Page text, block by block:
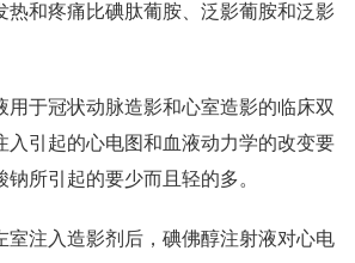
热和疼痛比碘肽葡胺、泛影葡胺和泛影
用于冠状动脉造影和心室造影的临床双
入引起的心电图和血液动力学的改变要
所引起的要少而且轻的多。
室注入造影剂后，碘佛醇注射液对心电